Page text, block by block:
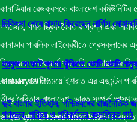
কানাডিয়ান রেডক্রসকে বাংলাদেশ কমিউনিটির
গণভোট, গণতান্ত্রিক বৈধতার প্রশ্ন এবং
কানাডার পাবলিক লাইব্রেরীতে
বিএনএজে নেটওয়ার্ক সভাপতি দেলোয়ার
January 2026
কানাডায় বাঙালি মেয়ে ইশরাত এর এডমন্টন
তীব্র বৈরিতায় বাংলাদেশ–ভারত সম্পর্ক
-Friday, 26 December 2025
জাহাজ ভাঙা শিল্প: অর্থনীতি, মানবিক
চিকিৎসা শেষে বাসায় ফিরেছেন নার্গিস
হরমুজ সংকটে ক্ষুধার ঝুঁকিতে কোটি কোটি
দুই বাংলার ইতিহাস, পশ্চিমবঙ্গের
গণতন্ত্র, পরিচয় ও পরিবর্তনের বহুমাত্রিক পাঠ